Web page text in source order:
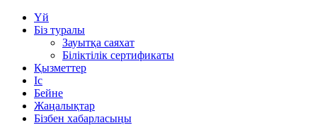
Үй
Біз туралы
Зауытқа саяхат
Біліктілік сертификаты
Қызметтер
Іс
Бейне
Жаңалықтар
Бізбен хабарласыңы